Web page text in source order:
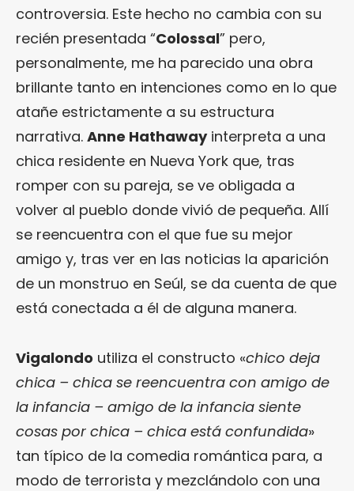
controversia. Este hecho no cambia con su
recién presentada “Colossal” pero,
personalmente, me ha parecido una obra
brillante tanto en intenciones como en lo que
atañe estrictamente a su estructura
narrativa. Anne Hathawayinterpreta a una
chica residente en Nueva York que, tras
romper con su pareja, se ve obligada a
volver al pueblo donde vivió de pequeña. Allí
se reencuentra con el que fue su mejor
amigo y, tras ver en las noticias la aparición
de un monstruo en Seúl, se da cuenta de que
está conectada a él de alguna manera.
Vigalondo utiliza el constructo «chico deja
chica – chica se reencuentra con amigo de
la infancia – amigo de la infancia siente
cosas por chica – chica está confundida»
tan típico de la comedia romántica para, a
modo de terrorista y mezclándolo con una